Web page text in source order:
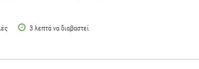
3 λεπτά να διαβαστεί